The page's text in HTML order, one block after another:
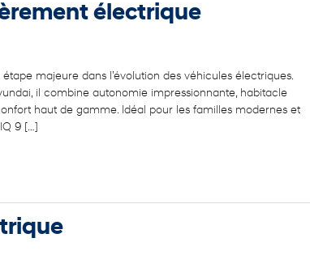
électrique
majeure dans l’évolution des véhicules électriques.
il combine autonomie impressionnante, habitacle
haut de gamme. Idéal pour les familles modernes et
9 […]